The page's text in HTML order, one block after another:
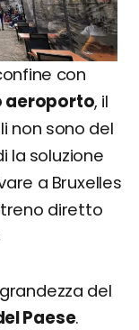
con
aeroporto, il
non sono del
la soluzione
a Bruxelles
diretto
del
Paese.